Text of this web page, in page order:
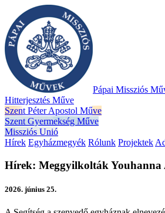
Pápai Missziós
Hitterjesztés Műve
Szent Péter Apostol Műve
Szent Gyermekség Műve
Missziós Unió
Hírek Egyházmegyék Rólunk Projektek
Hírek: Meggyilkolták Youhanna
2026. június 25.